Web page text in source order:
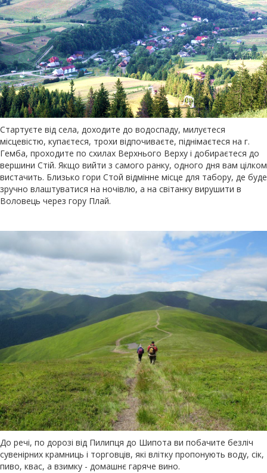
Стартуєте від села, доходите до водоспаду, милуєтеся
місцевістю, купаєтеся, трохи відпочиваєте, піднімаєтеся на г.
Гемба, проходите по схилах Верхнього Верху і добираєтеся до
вершини Стій. Якщо вийти з самого ранку, одного дня вам цілком
вистачить. Близько гори Стой відмінне місце для табору, де буде
зручно влаштуватися на ночівлю, а на світанку вирушити в
Воловець через гору Плай.
До речі, по дорозі від Пилипця до Шипота ви побачите безліч
сувенірних крамниць і торговців, які влітку пропонують воду, сік,
пиво, квас, а взимку - домашнє гаряче вино.